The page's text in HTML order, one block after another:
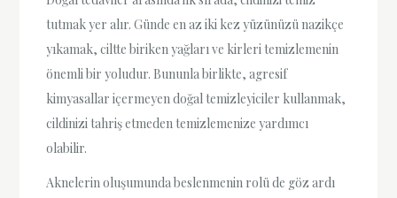
tutmak yer alır. Günde en az iki kez yüzünüzü nazikçe
yıkamak, ciltte biriken yağları ve kirleri temizlemenin
önemli bir yoludur. Bununla birlikte, agresif
kimyasallar içermeyen doğal temizleyiciler kullanmak,
cildinizi tahriş etmeden temizlemenize yardımcı
olabilir.
Aknelerin oluşumunda beslenmenin rolü de göz ardı